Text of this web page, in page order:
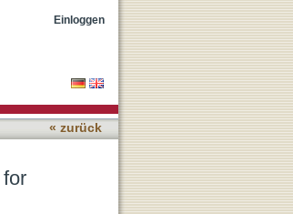
pancreas
Einloggen
« zurück